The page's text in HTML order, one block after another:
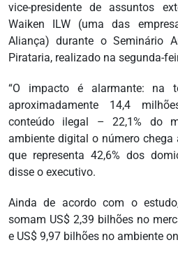
vice-presidente de assuntos
Waiken ILW (uma das
Aliança) durante o Seminário
Pirataria, realizado na segunda-
“O impacto é alarmante: na
aproximadamente 14,4
conteúdo ilegal – 22,1% do
ambiente digital o número chega
que representa 42,6% dos
disse o executivo.
Ainda de acordo com o
somam US$ 2,39 bilhões no
e US$ 9,97 bilhões no ambiente